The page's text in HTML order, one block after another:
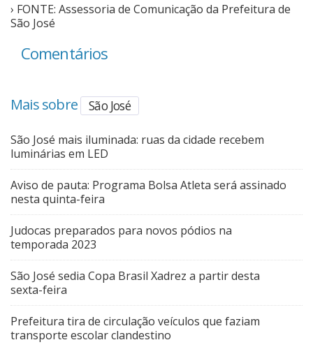
› FONTE: Assessoria de Comunicação da Prefeitura de
São José
Comentários
Mais sobre São José
São José mais iluminada: ruas da cidade recebem
luminárias em LED
Aviso de pauta: Programa Bolsa Atleta será assinado
nesta quinta-feira
Judocas preparados para novos pódios na
temporada 2023
São José sedia Copa Brasil Xadrez a partir desta
sexta-feira
Prefeitura tira de circulação veículos que faziam
transporte escolar clandestino